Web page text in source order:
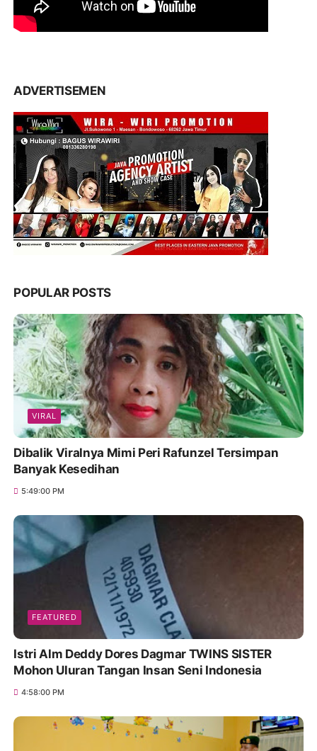
ADVERTISEMEN
POPULAR POSTS
VIRAL
Dibalik Viralnya Mimi Peri Rafunzel Tersimpan
Banyak Kesedihan
5:49:00 PM
FEATURED
Istri Alm Deddy Dores Dagmar TWINS SISTER
Mohon Uluran Tangan Insan Seni Indonesia
4:58:00 PM